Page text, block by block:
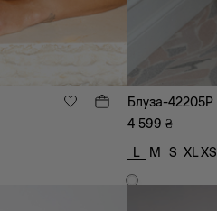
Блуза-42205P
4 599 ₴
L
M S XLXS